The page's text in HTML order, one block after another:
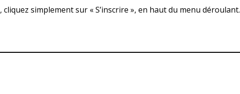
cliquez simplement sur « S’inscrire », en haut du menu déroulant.